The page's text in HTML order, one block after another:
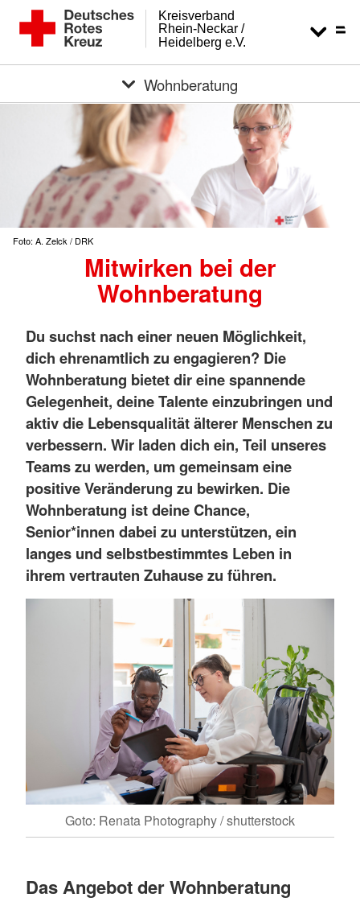
Heidelberg e.V.
Rhein-Neckar /
Kreisverband
Wohnberatung
Foto: A. Zelck / DRK
Mitwirken bei der
Wohnberatung
Du suchst nach einer neuen Möglichkeit,
dich ehrenamtlich zu engagieren? Die
Wohnberatung bietet dir eine spannende
Gelegenheit, deine Talente einzubringen und
aktiv die Lebensqualität älterer Menschen zu
verbessern. Wir laden dich ein, Teil unseres
Teams zu werden, um gemeinsam eine
positive Veränderung zu bewirken. Die
Wohnberatung ist deine Chance,
Senior*innen dabei zu unterstützen, ein
langes und selbstbestimmtes Leben in
ihrem vertrauten Zuhause zu führen.
Goto: Renata Photography / shutterstock
Das Angebot der Wohnberatung